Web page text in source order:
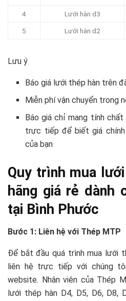
4 Lưới hàn d3
5 Lưới hàn d2
Lưu ý
Báo giá lưới thép hàn trên
Miễn phí vận chuyển trong
Báo giá chỉ mang tính chất
trực tiếp để biết giá
của bạn
Quy trình mua
hãng giá rẻ dành
tại Bình Phước
Bước 1: Liên hệ với Thép MTP
Để bắt đầu quá trình mua lưới
liên hệ trực tiếp với chúng
website. Nhân viên của Thép
lưới thép hàn D4, D5, D6, D8,